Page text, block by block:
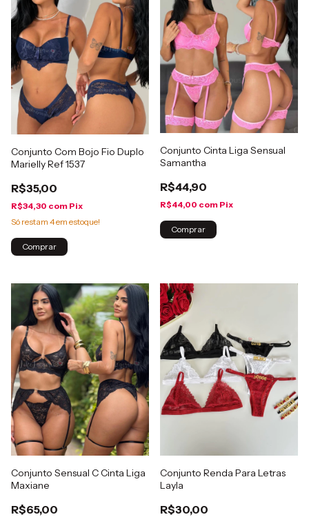
Conjunto Com Bojo Fio Duplo
Marielly Ref 1537
R$35,00
R$34,30 com Pix
Só restam 4em estoque!
Comprar
Conjunto Cinta Liga Sensual
Samantha
R$44,90
R$44,00 com Pix
Comprar
Conjunto Sensual C Cinta Liga
Maxiane
R$65,00
Conjunto Renda Para Letras
Layla
R$30,00